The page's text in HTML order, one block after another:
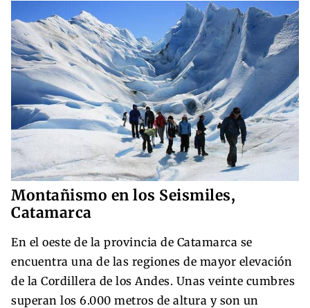
Montañismo en los Seismiles,
Catamarca
En el oeste de la provincia de Catamarca se
encuentra una de las regiones de mayor elevación
de la Cordillera de los Andes. Unas veinte cumbres
superan los 6.000 metros de altura y son un